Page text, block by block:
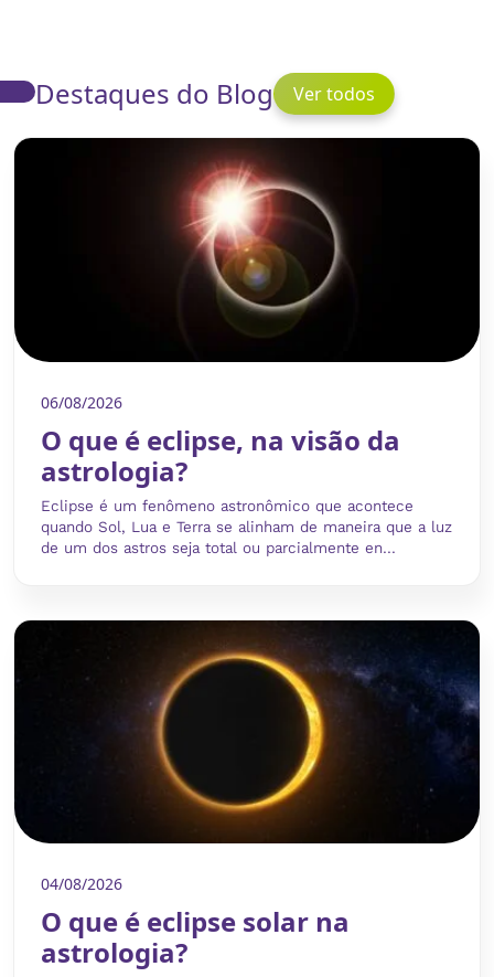
Destaques do Blog Ver todos
06/08/2026
O que é eclipse, na visão da
astrologia?
Eclipse é um fenômeno astronômico que acontece
quando Sol, Lua e Terra se alinham de maneira que a luz
de um dos astros seja total ou parcialmente en...
04/08/2026
O que é eclipse solar na
astrologia?